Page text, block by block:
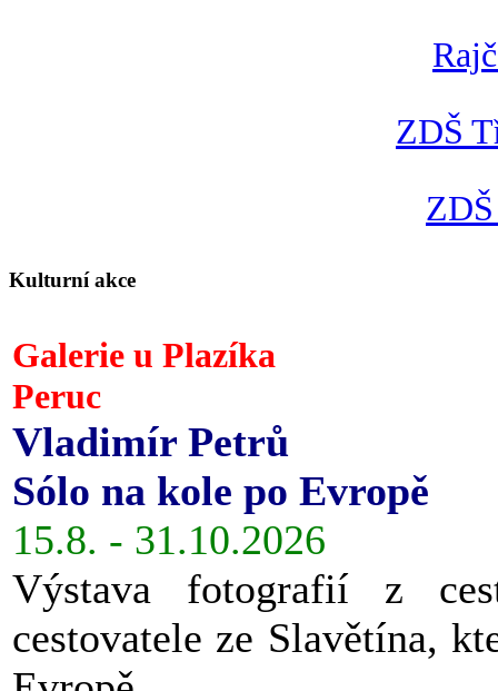
ZDŠ
Kulturní akce
Galerie u Plazíka
Peruc
Vladimír Petrů
Sólo na kole po Evropě
15.8. - 31.10.2026
Výstava fotografií z
cestovatele ze Slavětína,